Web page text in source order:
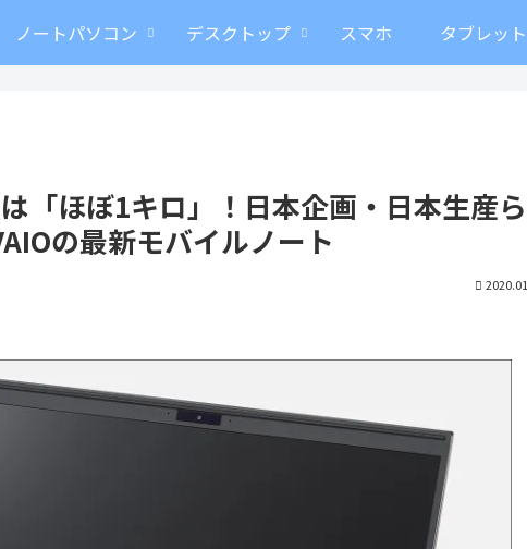
ノートパソコン デスクトップ スマホ タブレット
「ほぼ1キロ」！日本企画・日本生産
の最新モバイルノート